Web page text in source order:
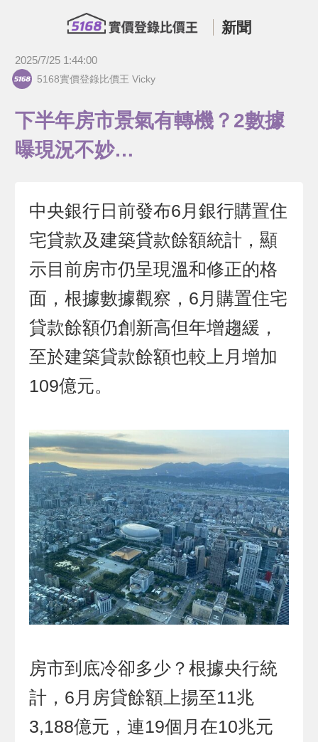
新聞
2025/7/25 1:44:00
5168實價登錄比價王 Vicky
下半年房市景氣有轉機？2數據
曝現況不妙…
中央銀行日前發布6月銀行購置住
宅貸款及建築貸款餘額統計，顯
示目前房市仍呈現溫和修正的格
面，根據數據觀察，6月購置住宅
貸款餘額仍創新高但年增趨緩，
至於建築貸款餘額也較上月增加
109億元。
房市到底冷卻多少？根據央行統
計，6月房貸餘額上揚至11兆
3,188億元，連19個月在10兆元